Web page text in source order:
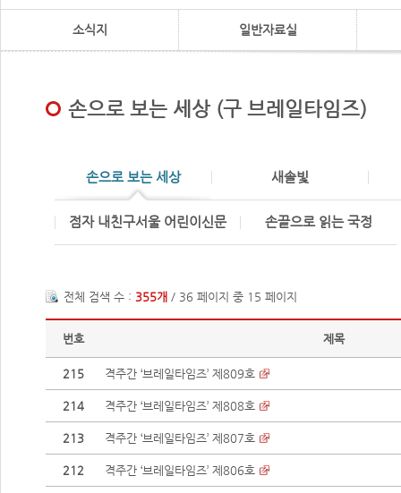
소식지 일반자료실
손으로 보는 세상 (구 브레일타임즈)
손으로 보는 세상 새솔빛
점자 내친구서울 어린이신문 손끝으로 읽는 국정
전체 검색 수 : 355개 / 36 페이지 중 15 페이지
번호 제목
215 격주간 ‘브레일타임즈’ 제809호
214 격주간 ‘브레일타임즈’ 제808호
213 격주간 ‘브레일타임즈’ 제807호
212 격주간 ‘브레일타임즈’ 제806호